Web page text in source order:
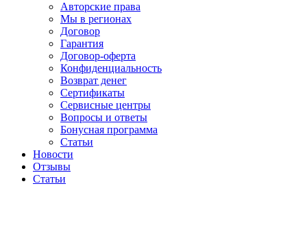
Авторские права
Мы в регионах
Договор
Гарантия
Договор-оферта
Конфиденциальность
Возврат денег
Сертификаты
Сервисные центры
Вопросы и ответы
Бонусная программа
Статьи
Новости
Отзывы
Статьи